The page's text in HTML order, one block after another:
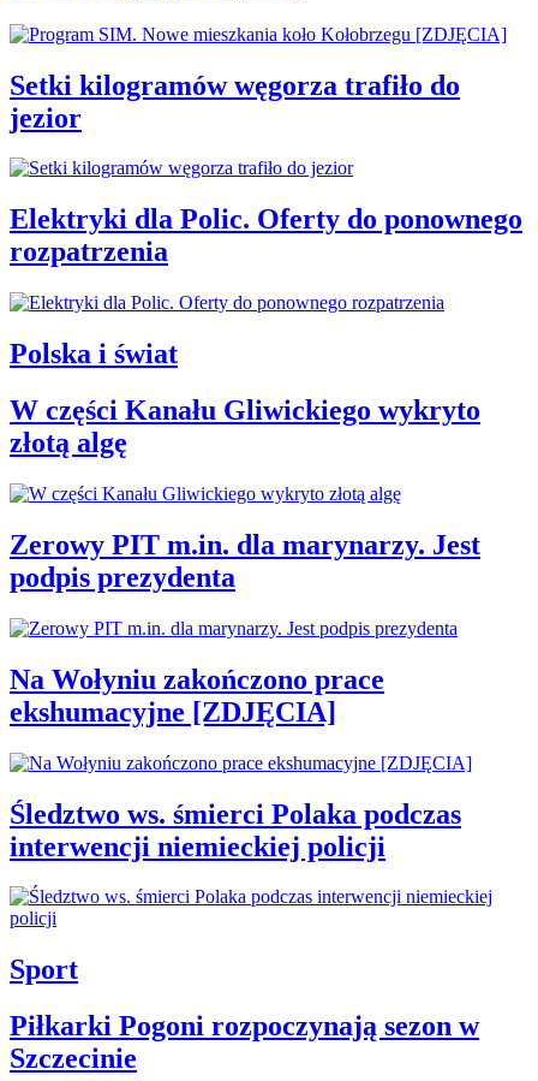
Setki kilogramów węgorza trafiło do
jezior
Elektryki dla Polic. Oferty do ponownego
rozpatrzenia
Polska i świat
W części Kanału Gliwickiego wykryto
złotą algę
Zerowy PIT m.in. dla marynarzy. Jest
podpis prezydenta
Na Wołyniu zakończono prace
ekshumacyjne [ZDJĘCIA]
Śledztwo ws. śmierci Polaka podczas
interwencji niemieckiej policji
Sport
Piłkarki Pogoni rozpoczynają sezon w
Szczecinie